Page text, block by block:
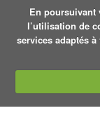
En poursuivant
l’utilisation de
services adaptés